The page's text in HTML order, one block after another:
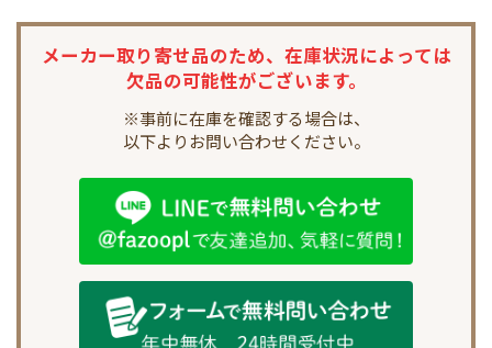
メーカー取り寄せ品のため、 在庫状況によっては
欠品の可能性がございます。
※事前に在庫を確認する場合は、
以下よりお問い合わせください。